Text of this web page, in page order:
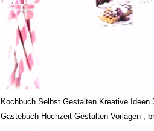
Kochbuch Selbst Gestalten Kreative Ideen
Gastebuch Hochzeit Gestalten Vorlagen ,